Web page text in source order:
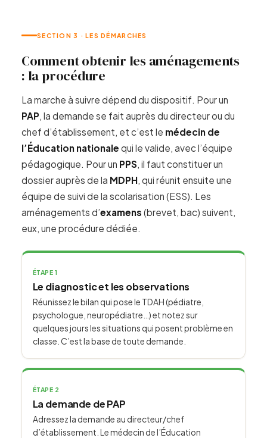
SECTION 3 · LES DÉMARCHES
Comment obtenir les aménagements
: la procédure
La marche à suivre dépend du dispositif. Pour un
PAP, la demande se fait auprès du directeur ou du
chef d’établissement, et c’est le médecin de
l’Éducation nationale qui le valide, avec l’équipe
pédagogique. Pour un PPS, il faut constituer un
dossier auprès de la MDPH, qui réunit ensuite une
équipe de suivi de la scolarisation (ESS). Les
aménagements d’examens (brevet, bac) suivent,
eux, une procédure dédiée.
ÉTAPE 1
Le diagnostic et les observations
Réunissez le bilan qui pose le TDAH (pédiatre,
psychologue, neuropédiatre…) et notez sur
quelques jours les situations qui posent problème en
classe. C’est la base de toute demande.
ÉTAPE 2
La demande de PAP
Adressez la demande au directeur/chef
d’établissement. Le médecin de l’Éducation